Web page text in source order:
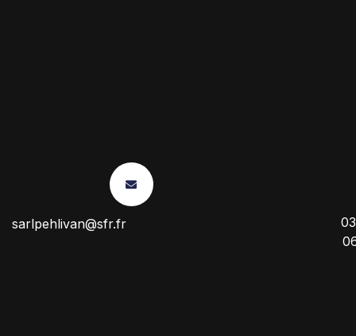
sarlpehlivan@sfr.fr